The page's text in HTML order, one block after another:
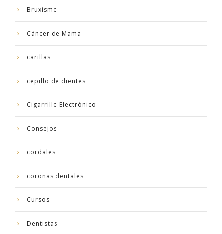
Bruxismo
Cáncer de Mama
carillas
cepillo de dientes
Cigarrillo Electrónico
Consejos
cordales
coronas dentales
Cursos
Dentistas